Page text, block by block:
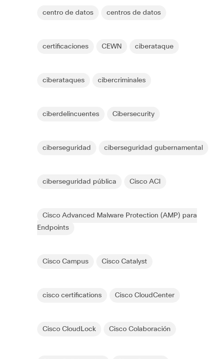
centro de datos centros de datos
certificaciones CEWN ciberataque
ciberataques cibercriminales
ciberdelincuentes Cibersecurity
ciberseguridad ciberseguridad gubernamental
ciberseguridad pública Cisco ACI
Cisco Advanced Malware Protection (AMP) para
Endpoints
Cisco Campus Cisco Catalyst
cisco certifications Cisco CloudCenter
Cisco CloudLock Cisco Colaboración